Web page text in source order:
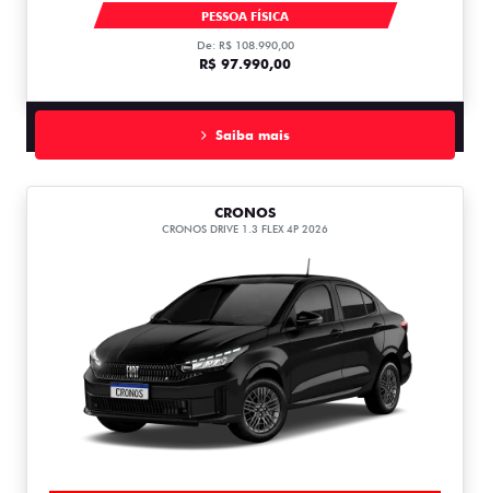
CRONOS DRIVE 1.0 MT FLEX 1.0
PESSOA FÍSICA
De: R$ 108.990,00
R$ 97.990,00
Saiba mais
CRONOS
CRONOS DRIVE 1.3 FLEX 4P 2026